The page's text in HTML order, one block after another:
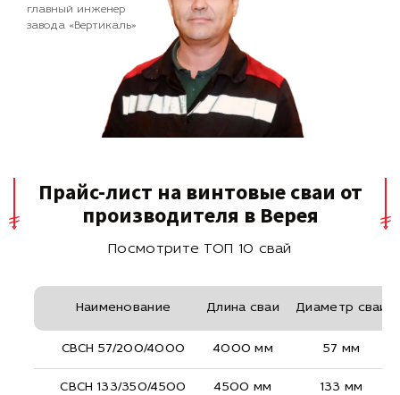
главный инженер
завода «Вертикаль»
Прайс-лист на винтовые сваи от
производителя в Верея
Посмотрите ТОП 10 свай
Наименование Длина сваи Диаметр сваи
СВСН 57/200/4000 4000 мм 57 мм
СВСН 133/350/4500 4500 мм 133 мм